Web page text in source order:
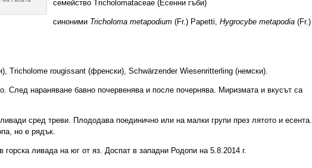
семейство Tricholomataceae (Есенни гъби)
синоними Tricholoma metapodium (Fr.) Papetti, Hygrocybe metapodia (Fr.)
Tricholome rougissant (френски), Schwärzender Wiesenritterling (немски).
След нараняване бавно почервенява и после почернява. Миризмата и вкусът са
сред треви. Плододава поединично или на малки групи през лятото и есента.
но е рядък.
ливада на юг от яз. Доспат в западни Родопи на 5.8.2014 г.